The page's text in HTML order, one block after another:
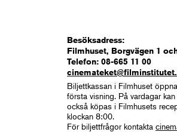
Besöksadress:
Filmhuset, Borgvägen 1
Telefon: 08-665 11 00
Biljettkassan i Filmhuset
första visning. På vardagar
också köpas i Filmhusets
klockan 8:00.
För biljettfrågor kontakta